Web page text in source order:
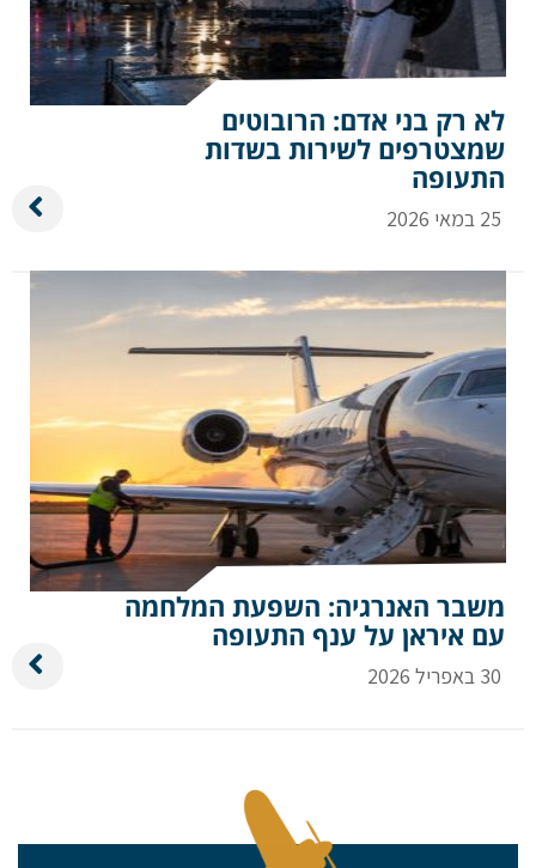
לא רק בני אדם: הרובוטים
שמצטרפים לשירות בשדות
התעופה
25 במאי 2026
משבר האנרגיה: השפעת המלחמה
עם איראן על ענף התעופה
30 באפריל 2026
הערות ושאלות
שלח הודעה